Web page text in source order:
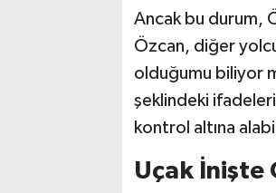
Ancak bu durum,
Özcan, diğer
olduğumu biliyor
şeklindeki
kontrol altına
Uçak İnişte